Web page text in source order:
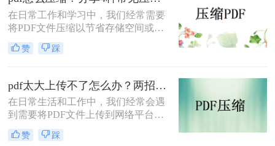
在日常工作和学习中，我们经常需要
将PDF文件压缩以节省存储空间或加
快传输速度。那么pdf怎么压缩呢？本
文将介绍几种常见的PDF压缩方法。
赞 踩
pdf太大上传不了怎么办？两招帮你解决！
在日常生活和工作中，我们经常会遇
到需要将PDF文件上传到网络平台或
发送给他人的情况。然而，有时PDF
文件过大，导致无法顺利上传或发
赞 踩